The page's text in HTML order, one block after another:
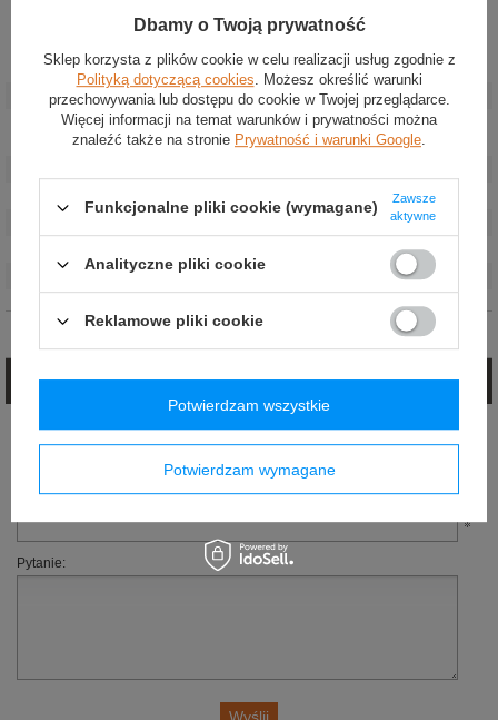
Stan:
Nowy
Kategoria:
Akcesoria samochodowe
Akcesoria
samochodowe:
Nakładki na pedały
Szerokość
6 cm
Zadaj pytanie
pytanie odnośnie tego produktu. Postaramy się odpowiedzieć tak szybko jak
Pytanie:
Dbamy o Twoją prywatność
Sklep korzysta z plików cookie w celu realizacji usług zgodnie z
Polityką dotyczącą cookies. Możesz określić warunki
przechowywania lub dostępu do cookie w Twojej przeglądarce.
Więcej informacji na temat warunków i prywatności można
znaleźć także na stronie Prywatność i warunki Google.
Funkcjonalne pliki cookie (wymagane)
Zawsze
aktywne
Analityczne pliki cookie
Reklamowe pliki cookie
Potwierdzam wymagane
Potwierdzam wszystkie